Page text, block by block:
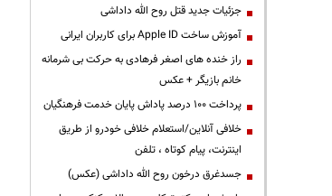
جزئیات جدید قتل روح الله داداشی
آموزش ساخت Apple ID برای کاربران ایرانی
راز خنده های اصغر فرهادی به حرکت بی شرمانه
خانم بازیگر + عکس
پرداخت ۱۰۰ درصد پاداش پایان خدمت فرهنگیان
خلافی آنلاین/استعلام خلافی خودرو از طریق
اینترنت، پیام کوتاه ، تلفن
جسدغرق درخون روح الله داداشی (عکس)